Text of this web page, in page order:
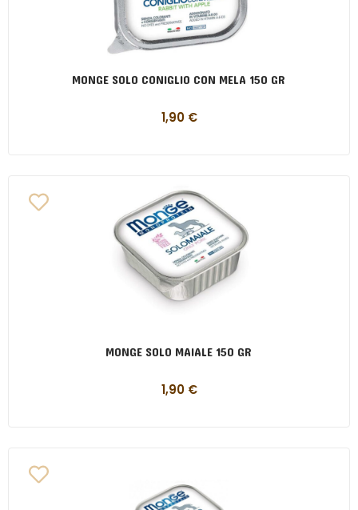
MONGE SOLO CONIGLIO CON MELA 150 GR
1,90 €
MONGE SOLO MAIALE 150 GR
1,90 €